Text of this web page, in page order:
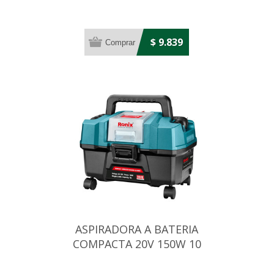
$ 9.839
ASPIRADORA A BATERIA
COMPACTA 20V 150W 10